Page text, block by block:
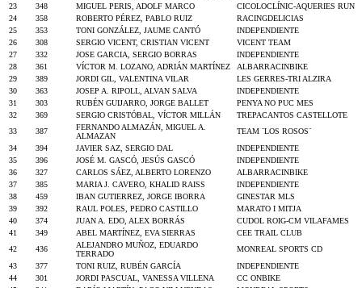
23
348 MIGUEL PERIS, ADOLF MARCO
CICOLOCLÍNIC-AQUERIES RUN
24
358 ROBERTO PÉREZ, PABLO RUIZ
RACINGDELICIAS
25
353 TONI GONZÁLEZ, JAUME CANTÓ
INDEPENDIENTE
26
308 SERGIO VICENT, CRISTIAN VICENT
VICENT TEAM
27
332 JOSE GARCIA, SERGIO BORRAS
INDEPENDIENTE
28
361 VÍCTOR M. LOZANO, ADRIÁN MARTÍNEZ
ALBARRACINBIKE
29
389 JORDI GIL, VALENTINA VILAR
LES GERRES-TRI ALZIRA
30
363 JOSEP A. RIPOLL, ALVAN SALVA
INDEPENDIENTE
31
303 RUBÉN GUIJARRO, JORGE BALLET
PENYA NO PUC MES
32
369 SERGIO CRISTÓBAL, VÍCTOR MILLÁN
TREPACANTOS CASTELLOTE
33
387
FERNANDO ALMAZÁN, MIGUEL A.
ALMAZAN
TEAM ¨LOS ROSOS¨
34
394 JAVIER SAZ, SERGIO DAL
INDEPENDIENTE
35
396 JOSÉ M. GASCÓ, JESÚS GASCÓ
INDEPENDIENTE
36
327 CARLOS SÁEZ, ALBERTO LORENZO
ALBARRACINBIKE
37
385 MARIA J. CAVERO, KHALID RAISS
INDEPENDIENTE
38
459 IBAN GUTIERREZ, JORGE IBORRA
GINESTAR MLS
39
392 RAUL POLES, PEDRO CASTILLO
MARATO I MITJA
40
374 JUAN A. EDO, ALEX BORRÁS
CUDOL ROIG-CM VILAFAMES
41
349 ABEL MARTÍNEZ, EVA SIERRAS
CEE TRAIL CLUB
42
436
ALEJANDRO MUÑOZ, EDUARDO
TERRADO
MONREAL SPORTS CD
43
377 TONI RUIZ, RUBÉN GARCÍA
INDEPENDIENTE
44
301 JORDI PASCUAL, VANESSA VILLENA
CC ONBIKE